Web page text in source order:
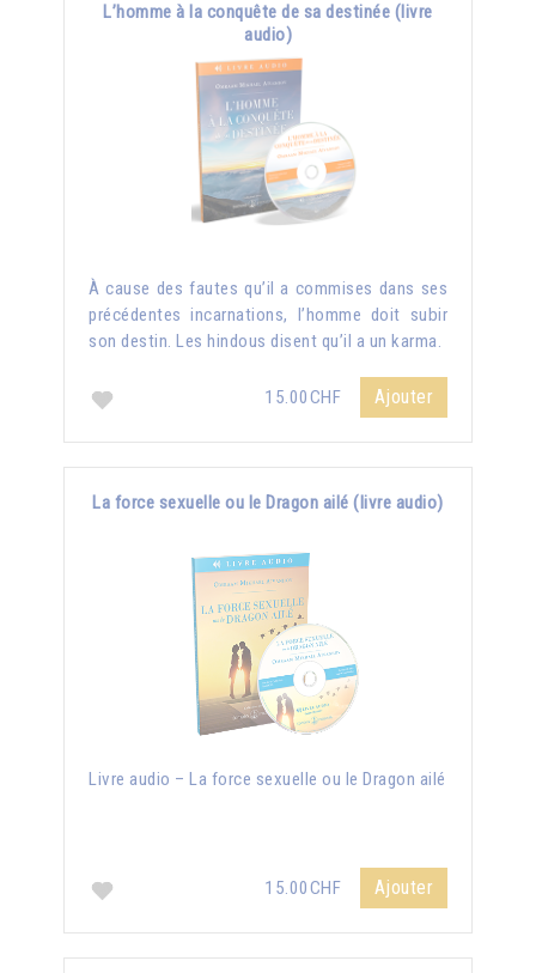
L’homme à la conquête de sa destinée (livre
audio)
À cause des fautes qu’il a commises dans ses
précédentes incarnations, l’homme doit subir
son destin. Les hindous disent qu’il a un karma.
15.00CHF Ajouter
La force sexuelle ou le Dragon ailé (livre audio)
Livre audio – La force sexuelle ou le Dragon ailé
15.00CHF Ajouter